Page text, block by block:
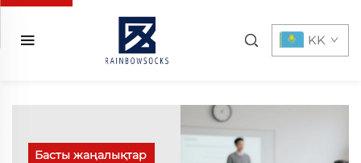
KK
Басты жаңалықтар